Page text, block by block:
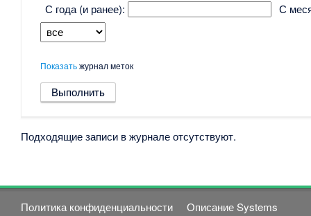
С года (и ранее):
С
Показатьжурнал меток
Подходящие записи в журнале отсутствуют.
Политика конфиденциальности
Описание Systems